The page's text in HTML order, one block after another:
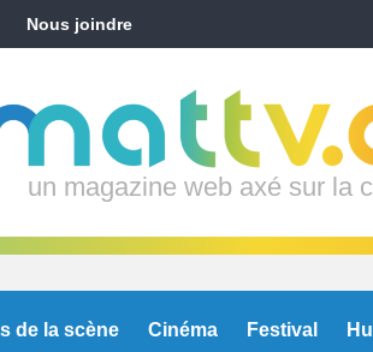
Nous joindre
un magazine web axé sur la
de la scène Cinéma Festival